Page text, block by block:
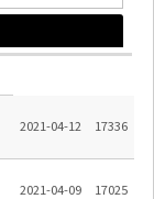
2021-04-12 17336
2021-04-09 17025